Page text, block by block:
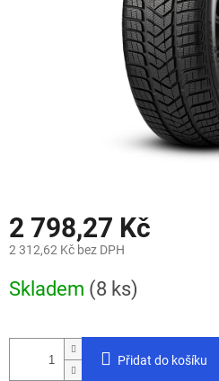
2 798,27 Kč
2 312,62 Kč bez DPH
cena:
Skladem (8 ks)
Přidat do košíku